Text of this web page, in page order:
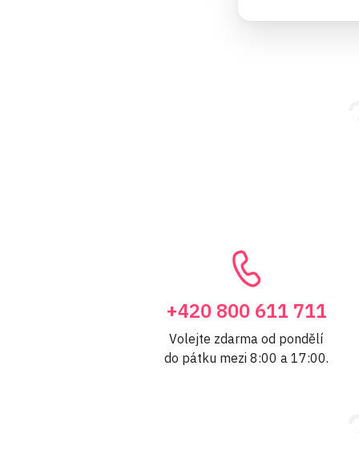
+420 800 611 711
Volejte zdarma od pondělí
do pátku mezi 8:00 a 17:00.